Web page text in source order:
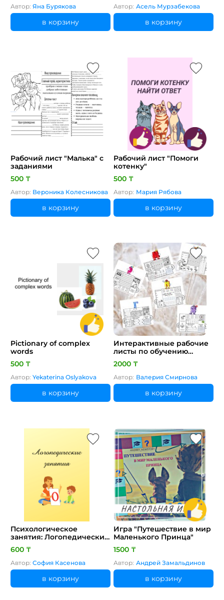
Автор: Яна Бурякова
в корзину
Автор: Асель Мурзабекова
в корзину
Рабочий лист "Малька" с
заданиями
500 ₸
Автор: Вероника Колесникова
в корзину
Рабочий лист "Помоги
котенку"
500 ₸
Автор: Мария Рябова
в корзину
Pictionary of complex
words
500 ₸
Автор: Yekaterina Oslyakova
в корзину
Интерактивные рабочие
листы по обучению
грамоте 1 класс
2000 ₸
Автор: Валерия Смирнова
в корзину
Психологическое
занятия: Логопедические
занятия (развитие
фонематического слуха и
разговорного языка)
600 ₸
Автор: София Касенова
в корзину
Игра "Путешествие в мир
Маленького Принца"
1500 ₸
Автор: Андрей Замальдинов
в корзину